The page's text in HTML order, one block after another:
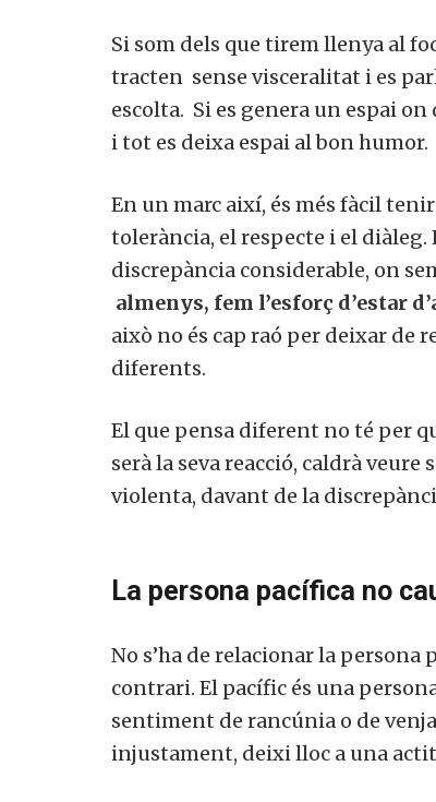
Si som dels que tirem llenya al
tracten sense visceralitat i es
escolta. Si es genera un espai
i tot es deixa espai al bon humor.
En un marc així, és més fàcil
tolerància, el respecte i el diàleg.
discrepància considerable, on
almenys, fem l’esforç d’estar
això no és cap raó per deixar
diferents.
El que pensa diferent no té per
serà la seva reacció, caldrà
violenta, davant de la
La persona pacífica no
No s’ha de relacionar la persona
contrari. El pacífic és una
sentiment de rancúnia o de
injustament, deixi lloc a una